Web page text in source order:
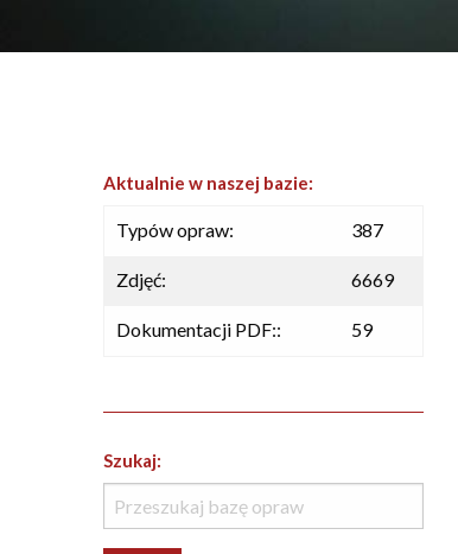
Aktualnie w naszej bazie:
Typów opraw: 387
Zdjęć: 6669
Dokumentacji PDF:: 59
Szukaj: